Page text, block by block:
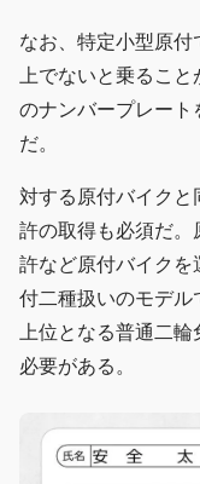
なお、特定小型原付
上でないと乗るこ
のナンバープレート
だ。
対する原付バイク
許の取得も必須だ。
許など原付バイクを
付二種扱いのモデル
上位となる普通二
必要がある。